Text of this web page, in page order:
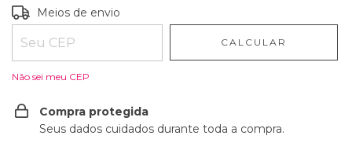
Entregas para o CEP:
Meios de envio
CALCULAR
Não sei meu CEP
Compra protegida
Seus dados cuidados durante toda a compra.